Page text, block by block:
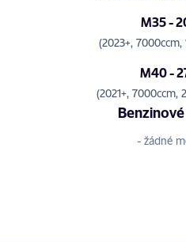
M35 -
(2023+, 7000ccm,
M40 -
(2021+, 7000ccm,
- žádné